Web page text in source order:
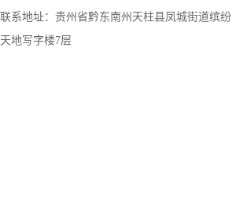
联系地址：贵州省黔东南州天柱县凤城街道缤纷
天地写字楼7层